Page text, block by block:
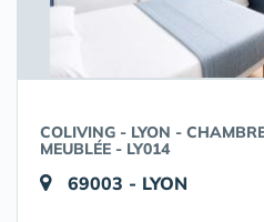
COLIVING - LYON -
MEUBLÉE - LY014
69003 - LYON